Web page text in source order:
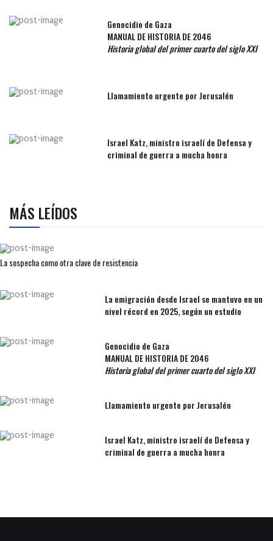
Genocidio de Gaza
MANUAL DE HISTORIA DE 2046
Historia global del primer cuarto del siglo XXI
Llamamiento urgente por Jerusalén
Israel Katz, ministro israelí de Defensa y
criminal de guerra a mucha honra
MÁS LEÍDOS
La sospecha como otra clave de resistencia
La emigración desde Israel se mantuvo en un
nivel récord en 2025, según un estudio
Genocidio de Gaza
MANUAL DE HISTORIA DE 2046
Historia global del primer cuarto del siglo XXI
Llamamiento urgente por Jerusalén
Israel Katz, ministro israelí de Defensa y
criminal de guerra a mucha honra